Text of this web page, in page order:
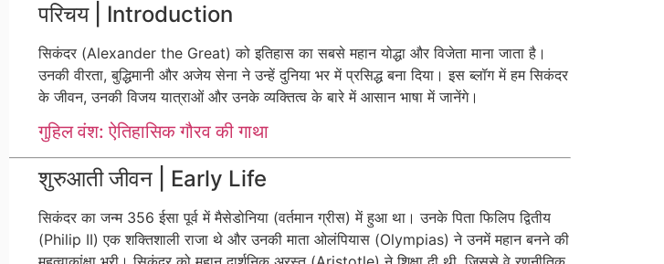
परिचय | Introduction
सिकंदर (Alexander the Great) को इतिहास का सबसे महान योद्धा और विजेता माना जाता है।
उनकी वीरता, बुद्धिमानी और अजेय सेना ने उन्हें दुनिया भर में प्रसिद्ध बना दिया। इस ब्लॉग में हम सिकंदर
के जीवन, उनकी विजय यात्राओं और उनके व्यक्तित्व के बारे में आसान भाषा में जानेंगे।
गुहिल वंश: ऐतिहासिक गौरव की गाथा
शुरुआती जीवन | Early Life
सिकंदर का जन्म 356 ईसा पूर्व में मैसेडोनिया (वर्तमान ग्रीस) में हुआ था। उनके पिता फिलिप द्वितीय
(Philip II) एक शक्तिशाली राजा थे और उनकी माता ओलंपियास (Olympias) ने उनमें महान बनने की